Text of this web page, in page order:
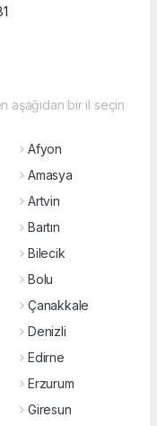
aşağıdan bir il seçin
Afyon
Amasya
Artvin
Bartın
Bilecik
Bolu
Çanakkale
Denizli
Edirne
Erzurum
Giresun